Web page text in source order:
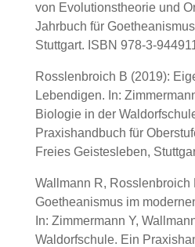
von Evolutionstheorie und
Jahrbuch für
Stuttgart. ISBN 978-3-
Rosslenbroich B (2019):
Lebendigen. In:
Biologie in der
Praxishandbuch für
Freies Geistesleben,
Wallmann R, Rosslenbroich
Goetheanismus im
In: Zimmermann Y,
Waldorfschule. Ein